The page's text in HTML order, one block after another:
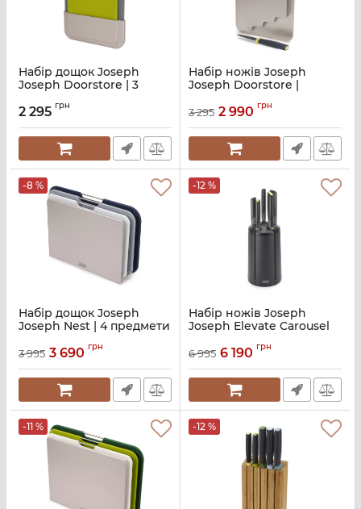
Набір дощок Joseph
Joseph Doorstore | 3
Артикул:
2 295 грн
Набір ножів Joseph
Joseph Doorstore |
Артикул:M01000756
3 295 2 990 грн
-8 %
Набір дощок Joseph
Joseph Nest | 4 предмети
Артикул:M01000731
3 995 3 690 грн
-12 %
Набір ножів Joseph
Joseph Elevate Carousel
Артикул: M01000829
6 995 6 190 грн
-11 % -12 %